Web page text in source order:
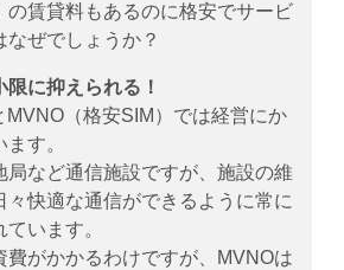
の賃貸料もあるのに格安でサービ
なぜでしょうか？
に抑えられる！
MVNO（格安SIM）では経営にか
す。
局など通信施設ですが、施設の維
々快適な通信ができるように常に
います。
費がかかるわけですが、MVNOは